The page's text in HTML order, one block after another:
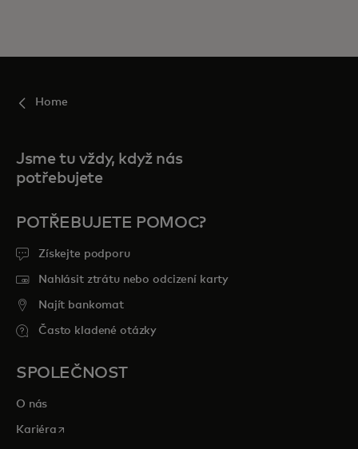
Home
Jsme tu vždy, když nás
potřebujete
POTŘEBUJETE POMOC?
Získejte podporu
Nahlásit ztrátu nebo odcizení karty
Najít bankomat
Často kladené otázky
SPOLEČNOST
O nás
Kariéra opens in a new tab